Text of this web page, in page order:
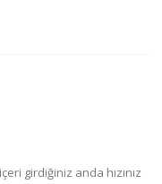
girdiğiniz anda hızınız